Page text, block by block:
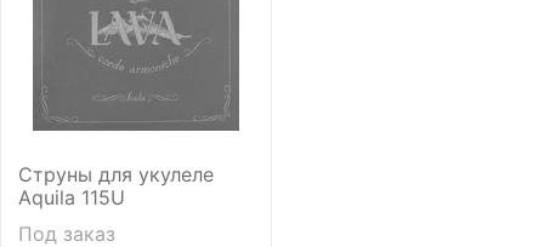
Струны для укулеле
Aquila 115U
Под заказ